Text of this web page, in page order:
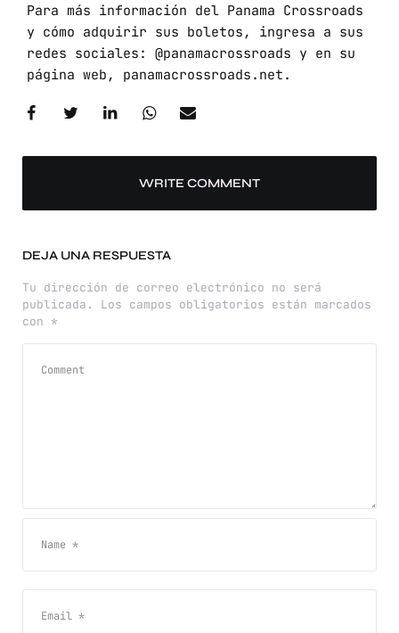
Para más información del Panama Crossroads
y cómo adquirir sus boletos, ingresa a sus
redes sociales: @panamacrossroads y en su
página web, panamacrossroads.net.
WRITE COMMENT
DEJA UNA RESPUESTA
Tu dirección de correo electrónico no será
publicada.
Los campos obligatorios están marcados
con *